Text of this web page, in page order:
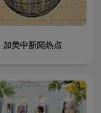
加美中新闻热点